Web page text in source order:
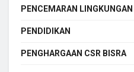
PENCEMARAN LINGKUNGAN
PENDIDIKAN
PENGHARGAAN CSR BISRA